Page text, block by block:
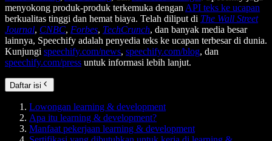
menyokong produk-produk terkemuka dengan API teks ke ucapan
berkualitas tinggi dan hemat biaya. Telah diliput di The Wall Street
Journal, CNBC, Forbes, TechCrunch, dan banyak media besar
lainnya, Speechify adalah penyedia teks ke ucapan terbesar di dunia.
Kunjungi speechify.com/news, speechify.com/blog, dan
speechify.com/press untuk informasi lebih lanjut.
Daftar isi
Lowongan learning & development
Apa itu learning & development?
Manfaat pekerjaan learning & development